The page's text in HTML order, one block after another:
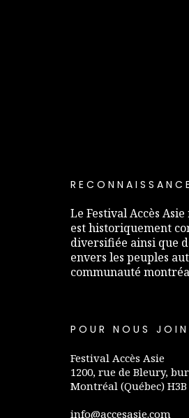
Le Festival Accès
est historiquement
diversifiée ainsi que
envers les peuples
communauté
POUR NOUS
Festival Accès Asie
1200, rue de Bleury,
Montréal (Québec) H3B
info@accesasie.com